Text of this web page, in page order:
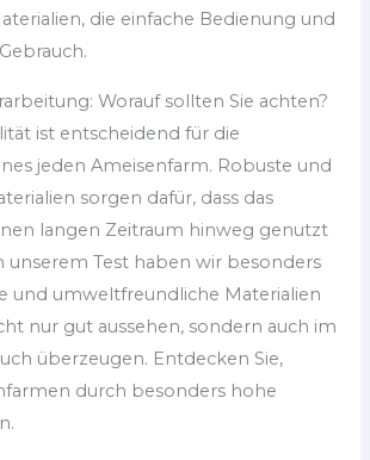
die einfache Bedienung und
Worauf sollten Sie achten?
ist entscheidend für die
jeden Ameisenfarm. Robuste und
sorgen dafür, dass das
langen Zeitraum hinweg genutzt
unserem Test haben wir besonders
und umweltfreundliche Materialien
nur gut aussehen, sondern auch im
überzeugen. Entdecken Sie,
durch besonders hohe